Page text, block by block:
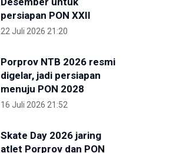
persiapan PON XXII
22 Juli 2026 21:20
Porprov NTB 2026 resmi
digelar, jadi persiapan
menuju PON 2028
16 Juli 2026 21:52
Skate Day 2026 jaring
atlet Porprov dan PON